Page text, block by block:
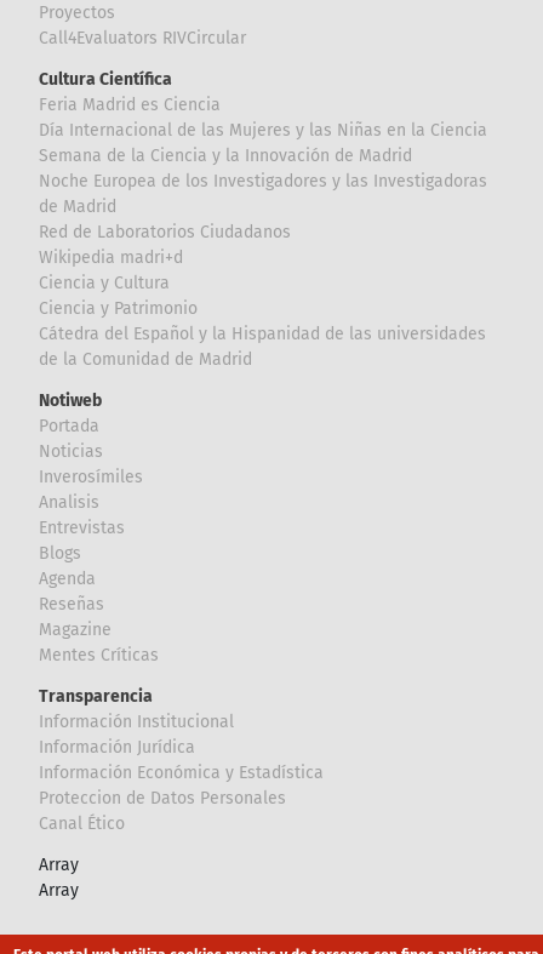
Proyectos
Call4Evaluators RIVCircular
Cultura Científica
Feria Madrid es Ciencia
Día Internacional de las Mujeres y las Niñas en la Ciencia
Semana de la Ciencia y la Innovación de Madrid
Noche Europea de los Investigadores y las Investigadoras
de Madrid
Red de Laboratorios Ciudadanos
Wikipedia madri+d
Ciencia y Cultura
Ciencia y Patrimonio
Cátedra del Español y la Hispanidad de las universidades
de la Comunidad de Madrid
Notiweb
Portada
Noticias
Inverosímiles
Analisis
Entrevistas
Blogs
Agenda
Reseñas
Magazine
Mentes Críticas
Transparencia
Información Institucional
Información Jurídica
Información Económica y Estadística
Proteccion de Datos Personales
Canal Ético
Array
Array